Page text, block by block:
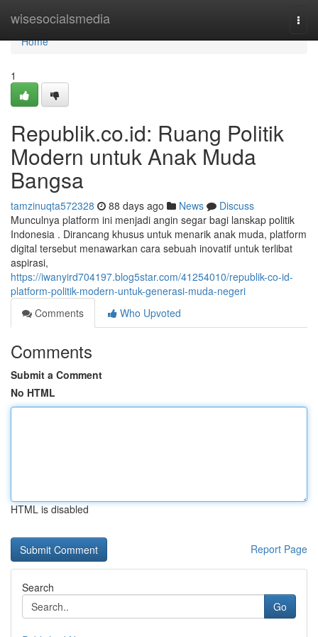
wisesocialsmedia
Home
Home
1
Republik.co.id: Ruang Politik
Modern untuk Anak Muda
Bangsa
tamzinuqta572328 88 days ago News
Discuss
Munculnya platform ini menjadi angin segar bagi lanskap politik
Indonesia . Dirancang khusus untuk menarik anak muda, platform
digital tersebut menawarkan cara sebuah inovatif untuk terlibat
aspirasi,
https://iwanyird704197.blog5star.com/41254010/republik-co-id-
platform-politik-modern-untuk-generasi-muda-negeri
Comments
Who Upvoted
Comments
Submit a Comment
No HTML
HTML is disabled
Report Page
Search
Go